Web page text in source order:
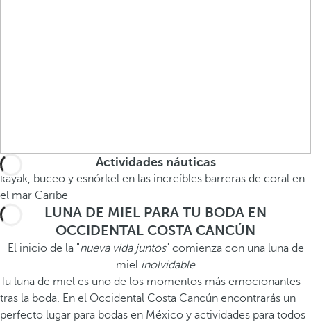
Actividades náuticas
kayak, buceo y esnórkel en las increíbles barreras de coral en
el mar Caribe
LUNA DE MIEL PARA TU BODA EN
OCCIDENTAL COSTA CANCÚN
El inicio de la "nueva vida juntos" comienza con una luna de
miel inolvidable
Tu luna de miel es uno de los momentos más emocionantes
tras la boda. En el Occidental Costa Cancún encontrarás un
perfecto lugar para bodas en México y actividades para todos